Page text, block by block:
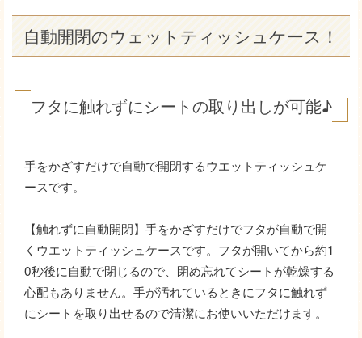
自動開閉のウェットティッシュケース！
フタに触れずにシートの取り出しが可能♪
手をかざすだけで自動で開閉するウエットティッシュケ
ースです。
【触れずに自動開閉】手をかざすだけでフタが自動で開
くウエットティッシュケースです。フタが開いてから約1
0秒後に自動で閉じるので、閉め忘れてシートが乾燥する
心配もありません。手が汚れているときにフタに触れず
にシートを取り出せるので清潔にお使いいただけます。